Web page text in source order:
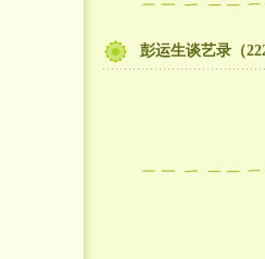
彭运生谈艺录（